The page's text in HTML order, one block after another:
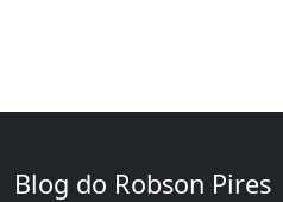
Blog do Robson Pires